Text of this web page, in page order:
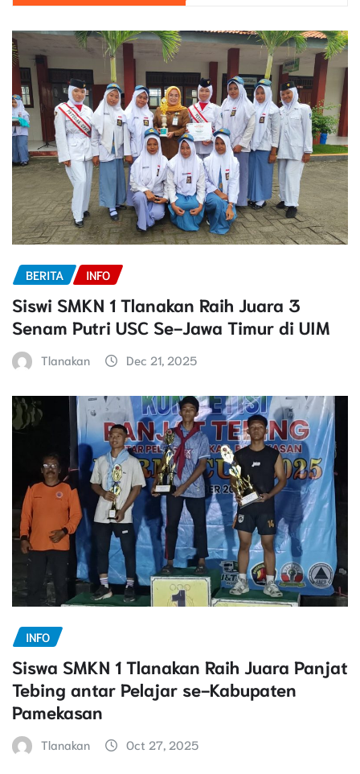
BERITA INFO
Siswi SMKN 1 Tlanakan Raih Juara 3
Senam Putri USC Se-Jawa Timur di UIM
Tlanakan Dec 21, 2025
INFO
Siswa SMKN 1 Tlanakan Raih Juara Panjat
Tebing antar Pelajar se-Kabupaten
Pamekasan
Tlanakan Oct 27, 2025